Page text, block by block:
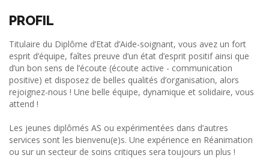
PROFIL
Titulaire du Diplôme d’Etat d’Aide-soignant, vous avez un fort
esprit d’équipe, faîtes preuve d’un état d’esprit positif ainsi que
d’un bon sens de l’écoute (écoute active - communication
positive) et disposez de belles qualités d’organisation, alors
rejoignez-nous ! Une belle équipe, dynamique et solidaire, vous
attend !
Les jeunes diplômés AS ou expérimentées dans d’autres
services sont les bienvenu(e)s. Une expérience en Réanimation
ou sur un secteur de soins critiques sera toujours un plus !